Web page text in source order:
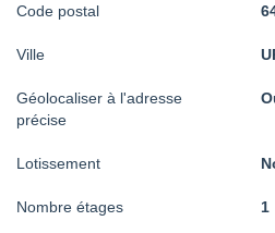
Code postal
Ville
Géolocaliser à l'adresse
précise
Lotissement
Nombre étages 1